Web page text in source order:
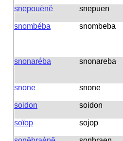
snepouènĕ
snepuen
snombéba
snombeba
snonaréba
snonareba
snone
snone
soidon
soidon
soïop
sojop